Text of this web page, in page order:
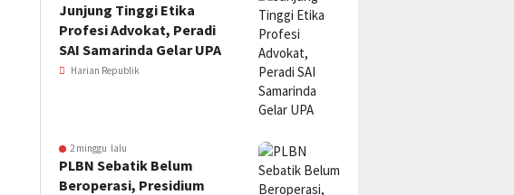
Junjung Tinggi Etika
Profesi Advokat, Peradi
SAI Samarinda Gelar UPA
Harian Republik
2 minggu lalu
PLBN Sebatik Belum
Beroperasi, Presidium